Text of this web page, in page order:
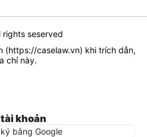
seserved
(https://caselaw.vn) khi trích dẫn,
chỉ này.
tài khoản
bằng Google